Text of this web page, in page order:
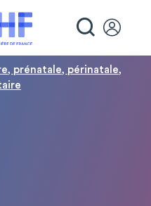
prénatale, périnatale,